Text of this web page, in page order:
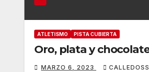
ATLETISMO PISTA CUBIERTA
Oro, plata y
MARZO 6, 2023 CALLEDOSS